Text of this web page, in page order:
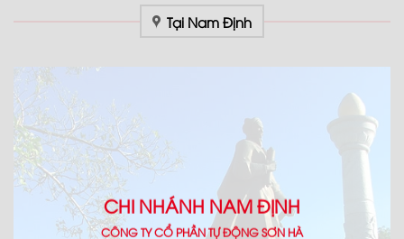
Tại Nam Định
CHI NHÁNH NAM ĐỊNH
CÔNG TY CỔ PHẦN TỰ ĐỘNG SƠN HÀ